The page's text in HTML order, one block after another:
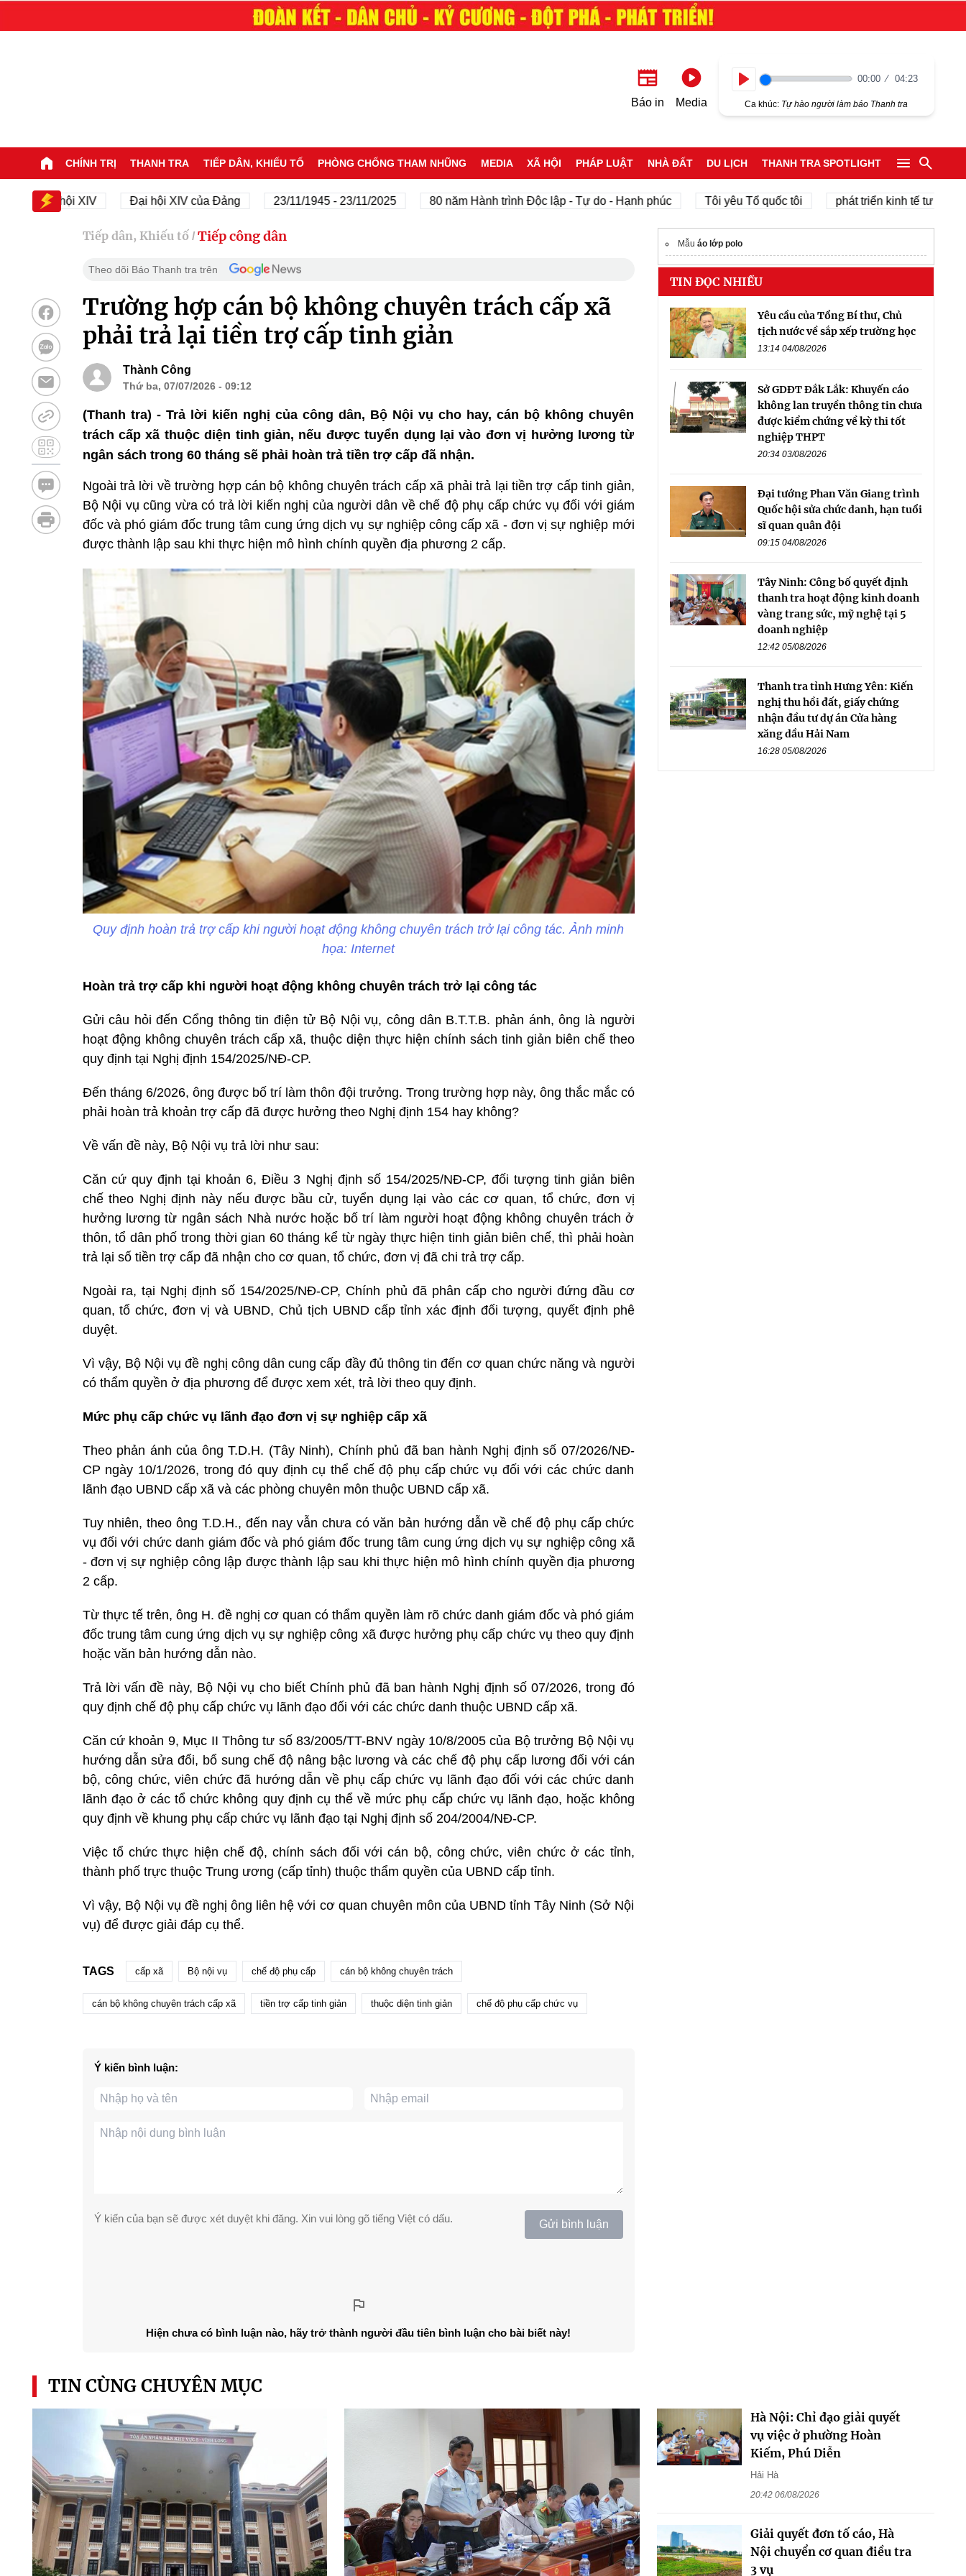
Báo in Media
00:00 04:23
Ca khúc: Tự hào người làm báo Thanh tra
CHÍNH TRỊ THANH TRA TIẾP DÂN, KHIẾU TỐ PHÒNG CHỐNG THAM NHŨNG MEDIA XÃ HỘI PHÁP LUẬT NHÀ ĐẤT DU LỊCH THANH TRA SPOTLIGHT
Đại hội XIV Đại hội XIV của Đảng 23/11/1945 - 23/11/2025 80 năm Hành trình Độc lập - Tự do - Hạnh phúc Tôi yêu Tổ quốc tôi phát triển kinh tế tư nhân
Tiếp dân, Khiếu tố / Tiếp công dân
Theo dõi Báo Thanh tra trên
Trường hợp cán bộ không chuyên trách cấp xã
phải trả lại tiền trợ cấp tinh giản
Thành Công
Thứ ba, 07/07/2026 - 09:12
(Thanh tra) - Trả lời kiến nghị của công dân, Bộ Nội vụ cho hay, cán bộ không chuyên
trách cấp xã thuộc diện tinh giản, nếu được tuyển dụng lại vào đơn vị hưởng lương từ
ngân sách trong 60 tháng sẽ phải hoàn trả tiền trợ cấp đã nhận.
Ngoài trả lời về trường hợp cán bộ không chuyên trách cấp xã phải trả lại tiền trợ cấp tinh giản,
Bộ Nội vụ cũng vừa có trả lời kiến nghị của người dân về chế độ phụ cấp chức vụ đối với giám
đốc và phó giám đốc trung tâm cung ứng dịch vụ sự nghiệp công cấp xã - đơn vị sự nghiệp mới
được thành lập sau khi thực hiện mô hình chính quyền địa phương 2 cấp.
Quy định hoàn trả trợ cấp khi người hoạt động không chuyên trách trở lại công tác. Ảnh minh
họa: Internet
Hoàn trả trợ cấp khi người hoạt động không chuyên trách trở lại công tác
Gửi câu hỏi đến Cổng thông tin điện tử Bộ Nội vụ, công dân B.T.T.B. phản ánh, ông là người
hoạt động không chuyên trách cấp xã, thuộc diện thực hiện chính sách tinh giản biên chế theo
quy định tại Nghị định 154/2025/NĐ-CP.
Đến tháng 6/2026, ông được bố trí làm thôn đội trưởng. Trong trường hợp này, ông thắc mắc có
phải hoàn trả khoản trợ cấp đã được hưởng theo Nghị định 154 hay không?
Về vấn đề này, Bộ Nội vụ trả lời như sau:
Căn cứ quy định tại khoản 6, Điều 3 Nghị định số 154/2025/NĐ-CP, đối tượng tinh giản biên
chế theo Nghị định này nếu được bầu cử, tuyển dụng lại vào các cơ quan, tổ chức, đơn vị
hưởng lương từ ngân sách Nhà nước hoặc bố trí làm người hoạt động không chuyên trách ở
thôn, tổ dân phố trong thời gian 60 tháng kể từ ngày thực hiện tinh giản biên chế, thì phải hoàn
trả lại số tiền trợ cấp đã nhận cho cơ quan, tổ chức, đơn vị đã chi trả trợ cấp.
Ngoài ra, tại Nghị định số 154/2025/NĐ-CP, Chính phủ đã phân cấp cho người đứng đầu cơ
quan, tổ chức, đơn vị và UBND, Chủ tịch UBND cấp tỉnh xác định đối tượng, quyết định phê
duyệt.
Vì vậy, Bộ Nội vụ đề nghị công dân cung cấp đầy đủ thông tin đến cơ quan chức năng và người
có thẩm quyền ở địa phương để được xem xét, trả lời theo quy định.
Mức phụ cấp chức vụ lãnh đạo đơn vị sự nghiệp cấp xã
Theo phản ánh của ông T.D.H. (Tây Ninh), Chính phủ đã ban hành Nghị định số 07/2026/NĐ-
CP ngày 10/1/2026, trong đó quy định cụ thể chế độ phụ cấp chức vụ đối với các chức danh
lãnh đạo UBND cấp xã và các phòng chuyên môn thuộc UBND cấp xã.
Tuy nhiên, theo ông T.D.H., đến nay vẫn chưa có văn bản hướng dẫn về chế độ phụ cấp chức
vụ đối với chức danh giám đốc và phó giám đốc trung tâm cung ứng dịch vụ sự nghiệp công xã
- đơn vị sự nghiệp công lập được thành lập sau khi thực hiện mô hình chính quyền địa phương
2 cấp.
Từ thực tế trên, ông H. đề nghị cơ quan có thẩm quyền làm rõ chức danh giám đốc và phó giám
đốc trung tâm cung ứng dịch vụ sự nghiệp công xã được hưởng phụ cấp chức vụ theo quy định
hoặc văn bản hướng dẫn nào.
Trả lời vấn đề này, Bộ Nội vụ cho biết Chính phủ đã ban hành Nghị định số 07/2026, trong đó
quy định chế độ phụ cấp chức vụ lãnh đạo đối với các chức danh thuộc UBND cấp xã.
Căn cứ khoản 9, Mục II Thông tư số 83/2005/TT-BNV ngày 10/8/2005 của Bộ trưởng Bộ Nội vụ
hướng dẫn sửa đổi, bổ sung chế độ nâng bậc lương và các chế độ phụ cấp lương đối với cán
bộ, công chức, viên chức đã hướng dẫn về phụ cấp chức vụ lãnh đạo đối với các chức danh
lãnh đạo ở các tổ chức không quy định cụ thể về mức phụ cấp chức vụ lãnh đạo, hoặc không
quy định về khung phụ cấp chức vụ lãnh đạo tại Nghị định số 204/2004/NĐ-CP.
Việc tổ chức thực hiện chế độ, chính sách đối với cán bộ, công chức, viên chức ở các tỉnh,
thành phố trực thuộc Trung ương (cấp tỉnh) thuộc thẩm quyền của UBND cấp tỉnh.
Vì vậy, Bộ Nội vụ đề nghị ông liên hệ với cơ quan chuyên môn của UBND tỉnh Tây Ninh (Sở Nội
vụ) để được giải đáp cụ thể.
TAGS cấp xã Bộ nội vụ chế độ phụ cấp cán bộ không chuyên trách
cán bộ không chuyên trách cấp xã tiền trợ cấp tinh giản thuộc diện tinh giản chế độ phụ cấp chức vụ
Ý kiến bình luận:
Ý kiến của bạn sẽ được xét duyệt khi đăng. Xin vui lòng gõ tiếng Việt có dấu. Gửi bình luận
Hiện chưa có bình luận nào, hãy trở thành người đầu tiên bình luận cho bài biết này!
Mẫu áo lớp polo
TIN ĐỌC NHIỀU
Yêu cầu của Tổng Bí thư, Chủ
tịch nước về sắp xếp trường học
13:14 04/08/2026
Sở GDĐT Đắk Lắk: Khuyến cáo
không lan truyền thông tin chưa
được kiểm chứng về kỳ thi tốt
nghiệp THPT
20:34 03/08/2026
Đại tướng Phan Văn Giang trình
Quốc hội sửa chức danh, hạn tuổi
sĩ quan quân đội
09:15 04/08/2026
Tây Ninh: Công bố quyết định
thanh tra hoạt động kinh doanh
vàng trang sức, mỹ nghệ tại 5
doanh nghiệp
12:42 05/08/2026
Thanh tra tỉnh Hưng Yên: Kiến
nghị thu hồi đất, giấy chứng
nhận đầu tư dự án Cửa hàng
xăng dầu Hải Nam
16:28 05/08/2026
TIN CÙNG CHUYÊN MỤC
Hà Nội: Chỉ đạo giải quyết
vụ việc ở phường Hoàn
Kiếm, Phú Diễn
Hải Hà
20:42 06/08/2026
Giải quyết đơn tố cáo, Hà
Nội chuyển cơ quan điều tra
3 vụ